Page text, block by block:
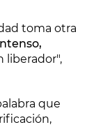
toma otra
liberador",
que